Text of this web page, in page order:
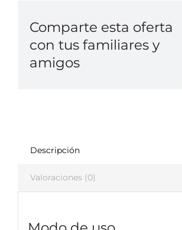
Comparte esta oferta
con tus familiares y
amigos
Descripción
Valoraciones (0)